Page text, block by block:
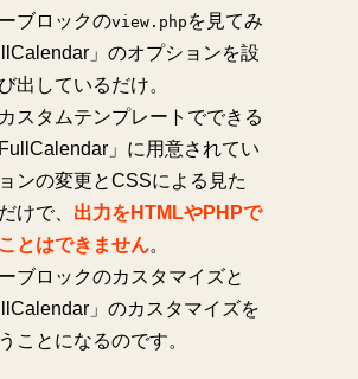
ブロックのview.php を見てみ
」のオプションを設
出しているだけ。
スタムテンプレートでできる
」に用意されてい
ンの変更とCSSによる見た
けで、 出力をHTMLやPHPで
とはできません。
ブロックのカスタマイズと
」のカスタマイズを
ことになるのです。